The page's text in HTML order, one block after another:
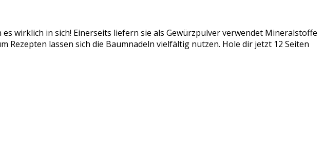
wirklich in sich! Einerseits liefern sie als Gewürzpulver verwendet Mineralstoffe
lassen sich die Baumnadeln vielfältig nutzen. Hole dir jetzt 12 Seiten